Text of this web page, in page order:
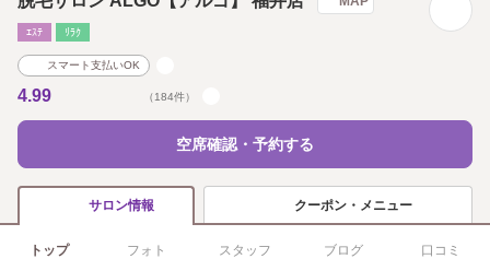
ｴｽﾃ ﾘﾗｸ
スマート支払いOK
4.99 （184件）
空席確認・予約する
サロン情報 クーポン・メニュー
トップ フォト スタッフ ブログ 口コミ